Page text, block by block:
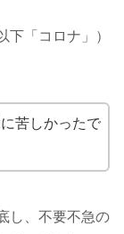
「コロナ」）
苦しかったで
し、不要不急の